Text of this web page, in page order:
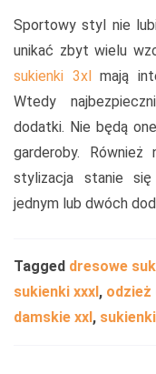
Sportowy styl nie
unikać zbyt wielu
sukienki 3xl
mają
Wtedy
dodatki. Nie będą
garderoby.
stylizacja stanie
jednym lub dwóch
Tagged dresowe
sukienki xxxl , odzież
damskie xxl , sukienki